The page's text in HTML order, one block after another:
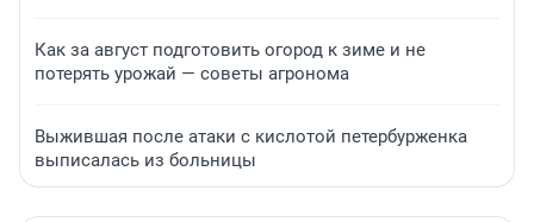
Как за август подготовить огород к зиме и не
потерять урожай — советы агронома
Выжившая после атаки с кислотой петербурженка
выписалась из больницы